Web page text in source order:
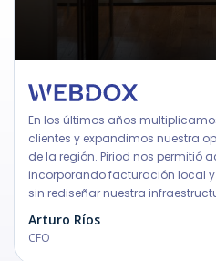
En los últimos años
clientes y expandimos nuestra
de la región. Piriod nos permitió
incorporando facturación local
sin rediseñar nuestra
Arturo Ríos
CFO